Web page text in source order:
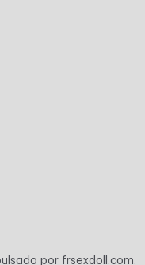
por frsexdoll.com.